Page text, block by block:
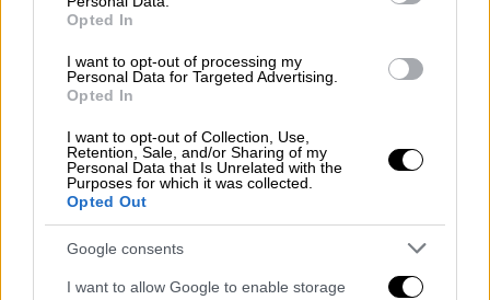
Opted In
I want to opt-out of processing my
Personal Data for Targeted Advertising.
Opted In
I want to opt-out of Collection, Use,
Retention, Sale, and/or Sharing of my
Personal Data that Is Unrelated with the
Purposes for which it was collected.
Opted Out
Google consents
I want to allow Google to enable storage
Στη φυλακή το ζευγάρι που
εξέδιδε 25χρονη στο Ηράκλειο - Τι
ισχυρίζονται
Όσα είπαν στις απολογίες τους δεν έπεισαν
τις Αρχές